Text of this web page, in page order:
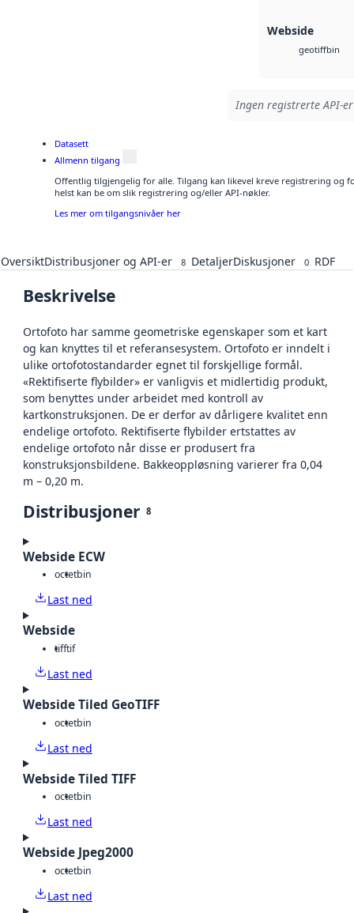
Webside
geotiffbin
Ingen registrerte API-
Datasett
Allmenn tilgang
Offentlig tilgjengelig for alle. Tilgang kan likevel kreve registrering og
helst kan be om slik registrering og/eller API-nøkler.
Les mer om tilgangsnivåer her
OversiktDistribusjoner og API-er 8 DetaljerDiskusjoner 0 RDF
Beskrivelse
Ortofoto har samme geometriske egenskaper som et kart
og kan knyttes til et referansesystem. Ortofoto er inndelt i
ulike ortofotostandarder egnet til forskjellige formål.
«Rektifiserte flybilder» er vanligvis et midlertidig produkt,
som benyttes under arbeidet med kontroll av
kartkonstruksjonen. De er derfor av dårligere kvalitet enn
endelige ortofoto. Rektifiserte flybilder ertstattes av
endelige ortofoto når disse er produsert fra
konstruksjonsbildene. Bakkeoppløsning varierer fra 0,04
m – 0,20 m.
Distribusjoner 8
Webside ECW
octetbin
Last ned
Webside
tifftif
Last ned
Webside Tiled GeoTIFF
octetbin
Last ned
Webside Tiled TIFF
octetbin
Last ned
Webside Jpeg2000
octetbin
Last ned